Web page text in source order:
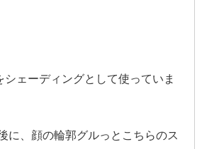
ェーディングとして使っていま
に、顔の輪郭グルっとこちらのス